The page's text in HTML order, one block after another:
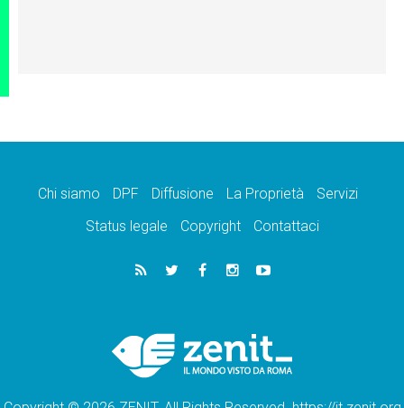
Chi siamo DPF Diffusione La Proprietà
Servizi
Status legale
Copyright Contattaci